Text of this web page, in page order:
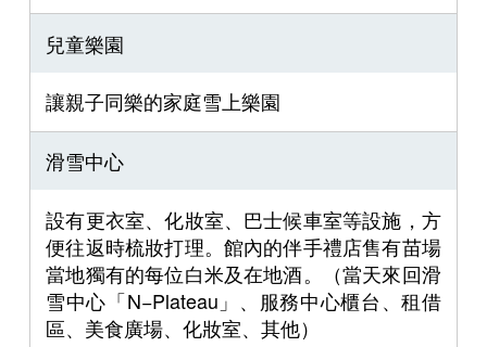
兒童樂園
讓親子同樂的家庭雪上樂園
滑雪中心
設有更衣室、化妝室、巴士候車室等設施，方
便往返時梳妝打理。館內的伴手禮店售有苗場
當地獨有的每位白米及在地酒。（當天來回滑
雪中心「N−Plateau」、服務中心櫃台、租借
區、美食廣場、化妝室、其他）